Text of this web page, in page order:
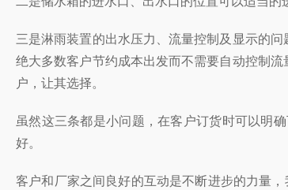
三是淋雨装置的出水压力、流量控制及显示的问
绝大多数客户节约成本出发而不需要自动控制
户，让其选择。
虽然这三条都是小问题，在客户订货时可以明
好。
客户和厂家之间良好的互动是不断进步的力量